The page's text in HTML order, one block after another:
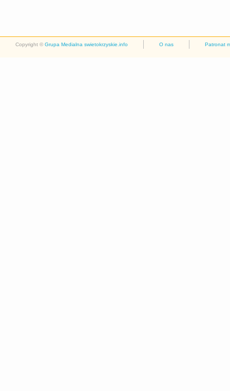
Copyright © Grupa Medialna swietokrzyskie.info O nas Patronat